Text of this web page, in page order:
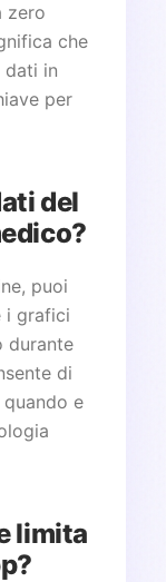
zero
che
dati in
per
del
puoi
i grafici
durante
di
e
limita